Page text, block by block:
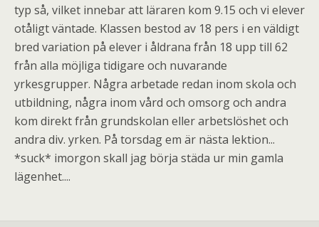
typ så, vilket innebar att läraren kom 9.15 och vi elever
otåligt väntade. Klassen bestod av 18 pers i en väldigt
bred variation på elever i åldrana från 18 upp till 62
från alla möjliga tidigare och nuvarande
yrkesgrupper. Några arbetade redan inom skola och
utbildning, några inom vård och omsorg och andra
kom direkt från grundskolan eller arbetslöshet och
andra div. yrken. På torsdag em är nästa lektion...
*suck* imorgon skall jag börja städa ur min gamla
lägenhet....